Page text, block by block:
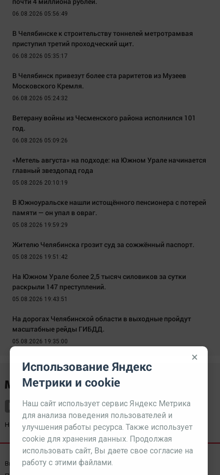
06.08.2026 05:56:49
В Челябинске к строительству тоннелей метротрамвая
приступил третий проходческий щит.
06.08.2026 05:35:17
В Челябинск привезут более ста раритетов из Музеев
Московского Кремля.
06.08.2026 05:24:32
Ветерану войны из Чесменского района исполнился 101
год.
06.08.2026 05:09:26
«Метель августа» на подходе: на Южном Урале начинается
главный звездопад года
05.08.2026 20:10:19
В Южноуральске нашли истощённого пенсионера с потерей
памяти — он упал в овраг.
05.08.2026 19:59:29
Жителю Челябинска грозит суд за сожжённый паспорт.
05.08.2026 19:51:42
На Южном Урале более 2,5 тысяч силовиков за сутки
раскрыли 147 преступлений.
05.08.2026 19:43:51
На дорогах Челябинской области в выходные пройдут
масштабные рейды ГИБДД.
05.08.2026 19:35:00
Наш партнерkurorty-sochi.ru
Выходные данные СМИ Реклама
×
Использование Яндекс
Метрики и cookie
Наш сайт использует сервис Яндекс Метрика
для анализа поведения пользователей и
улучшения работы ресурса. Также использует
cookie для хранения данных. Продолжая
использовать сайт, Вы даете свое согласие на
работу с этими файлами.